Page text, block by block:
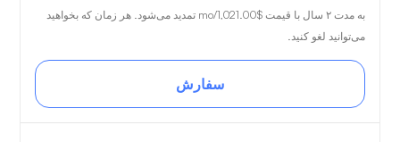
به مدت ۲ سال با قیمت $1,021.00
/mo تمدید می‌شود. هر زمان که بخواهید
می‌توانید لغو کنید.
سفارش